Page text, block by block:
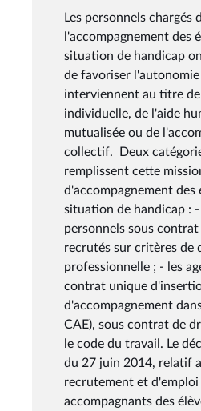
Les personnels chargés
l'accompagnement des
situation de handicap
de favoriser
interviennent au titre
individuelle, de l'aide
mutualisée ou de
collectif. Deux
remplissent cette
d'accompagnement des
situation de handicap : -
personnels sous
recrutés sur critères de
professionnelle ; - les
contrat unique
d'accompagnement
CAE), sous contrat de
le code du travail. Le
du 27 juin 2014, relatif
recrutement et d'emploi
accompagnants des